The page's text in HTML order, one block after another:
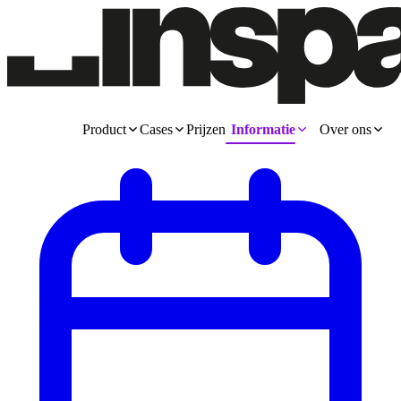
Product Cases Prijzen Informatie Over ons